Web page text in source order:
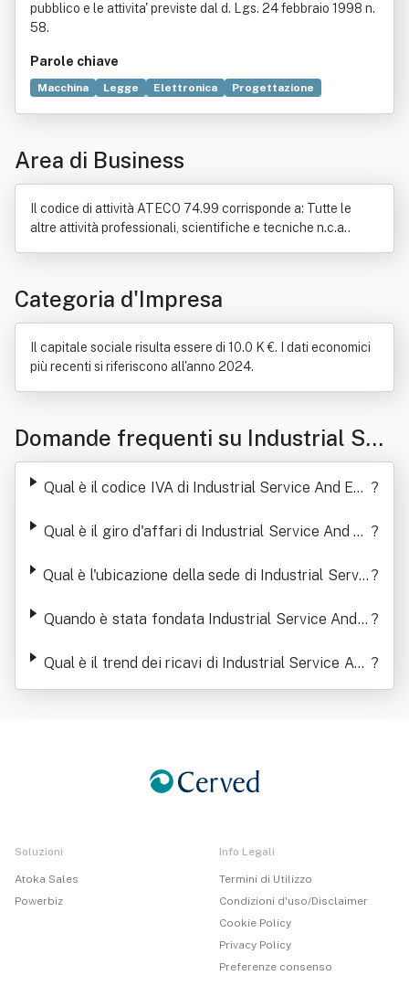
pubblico e le attivita' previste dal d. Lgs. 24 febbraio 1998 n.
58.
Parole chiave
Macchina Legge Elettronica
Progettazione
Area di Business
Il codice di attività ATECO 74.99 corrisponde a: Tutte le
altre attività professionali, scientifiche e tecniche n.c.a..
Categoria d'Impresa
Il capitale sociale risulta essere di 10.0 K €. I dati economici
più recenti si riferiscono all'anno 2024.
Domande frequenti su Industrial Ser
vice And Equipment Srl
Qual è il codice IVA di Industrial Service And Equ ?
Qual è il giro d'affari di Industrial Service And Eq ?
Qual è l'ubicazione della sede di Industrial Servic ?
Quando è stata fondata Industrial Service And E ?
Qual è il trend dei ricavi di Industrial Service And
Equipment Srl
?
Soluzioni
Atoka Sales
Powerbiz
Info Legali
Termini di Utilizzo
Condizioni d'uso/Disclaimer
Cookie Policy
Privacy Policy
Preferenze consenso